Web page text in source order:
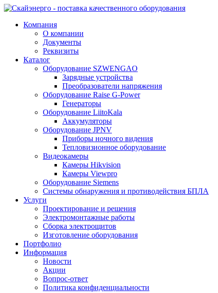
Компания
О компании
Документы
Реквизиты
Каталог
Оборудование SZWENGAO
Зарядные устройства
Преобразователи напряжения
Оборудование Raise G-Power
Генераторы
Оборудование LiitoKala
Аккумуляторы
Оборудование JPNV
Приборы ночного видения
Тепловизионное оборудование
Видеокамеры
Камеры Hikvision
Камеры Viewpro
Оборудование Siemens
Системы обнаружения и противодействия БПЛА
Услуги
Проектирование и решения
Электромонтажные работы
Сборка электрощитов
Изготовление оборудования
Портфолио
Информация
Новости
Акции
Вопрос-ответ
Политика конфиденциальности